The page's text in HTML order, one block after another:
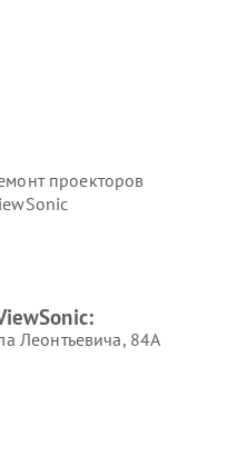
проекторов
Леонтьевича, 84А